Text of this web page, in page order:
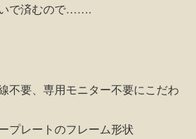
で済むので…….
不要、専用モニター不要にこだわ
プレートのフレーム形状